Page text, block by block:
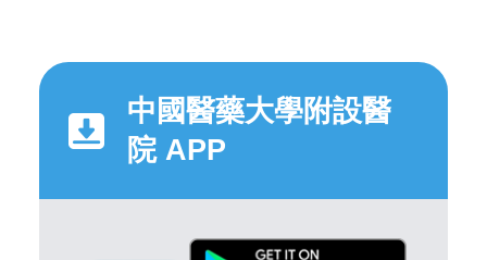
中國醫藥大學附設醫
院 APP